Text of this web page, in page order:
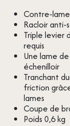
Contre-
Racloir anti-
Triple levier
requis
Une lame
échenilloir
Tranchant
friction
lames
Coupe de
Poids 0,6 kg